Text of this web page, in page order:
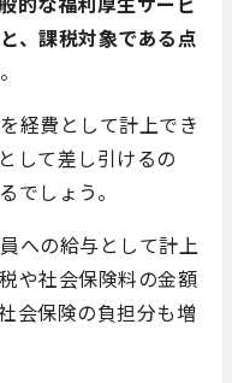
、課税対象である点
。
経費として計上でき
して差し引けるの
でしょう。
への給与として計上
や社会保険料の金額
会保険の負担分も増